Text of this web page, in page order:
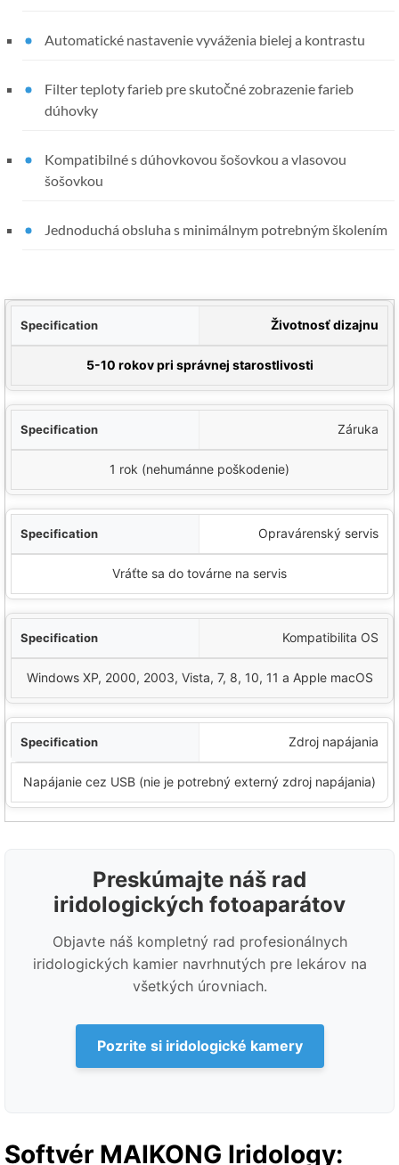
Automatické nastavenie vyváženia bielej a kontrastu
Filter teploty farieb pre skutočné zobrazenie farieb
dúhovky
Kompatibilné s dúhovkovou šošovkou a vlasovou
šošovkou
Jednoduchá obsluha s minimálnym potrebným školením
Životnosť dizajnu
5-10 rokov pri správnej starostlivosti
Záruka
1 rok (nehumánne poškodenie)
Opravárenský servis
Vráťte sa do továrne na servis
Kompatibilita OS
Windows XP, 2000, 2003, Vista, 7, 8, 10, 11 a Apple macOS
Zdroj napájania
Napájanie cez USB (nie je potrebný externý zdroj napájania)
Preskúmajte náš rad
iridologických fotoaparátov
Objavte náš kompletný rad profesionálnych
iridologických kamier navrhnutých pre lekárov na
všetkých úrovniach.
Pozrite si iridologické kamery
Softvér MAIKONG Iridology: